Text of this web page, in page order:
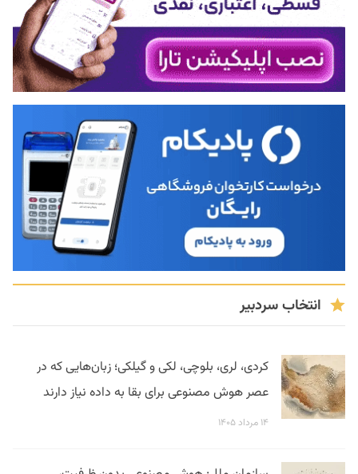
انتخاب سردبیر
کردی، لری، بلوچی، لکی و گیلکی؛ زبان‌هایی که در
عصر هوش مصنوعی برای بقا به داده نیاز دارند
۱۴ مرداد ۱۴۰۵